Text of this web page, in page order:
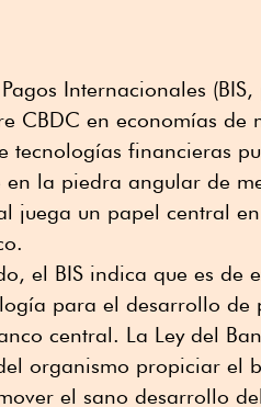
Internacionales
CBDC en economías de
tecnologías financieras
en la piedra angular de
juega un papel central
el BIS indica que es
para el desarrollo de
central. La Ley del
organismo propiciar el
el sano desarrollo